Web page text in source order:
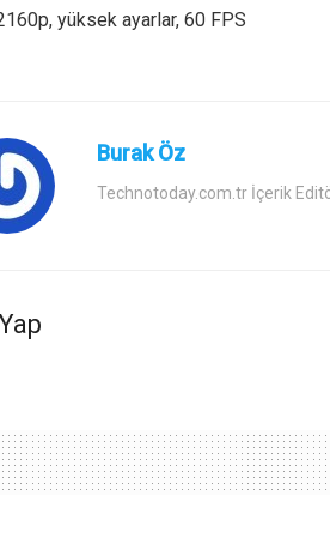
yüksek ayarlar, 60 FPS
Burak Öz
Technotoday.com.tr İçerik